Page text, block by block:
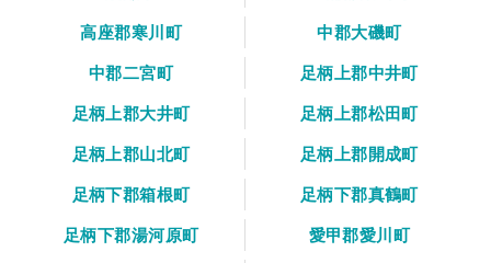
高座郡寒川町
中郡大磯町
中郡二宮町
足柄上郡中井町
足柄上郡大井町
足柄上郡松田町
足柄上郡山北町
足柄上郡開成町
足柄下郡箱根町
足柄下郡真鶴町
足柄下郡湯河原町
愛甲郡愛川町